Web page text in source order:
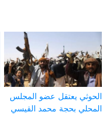
الحوثي يعتقل عضو المجلس
المحلي بحجة محمد القيسي